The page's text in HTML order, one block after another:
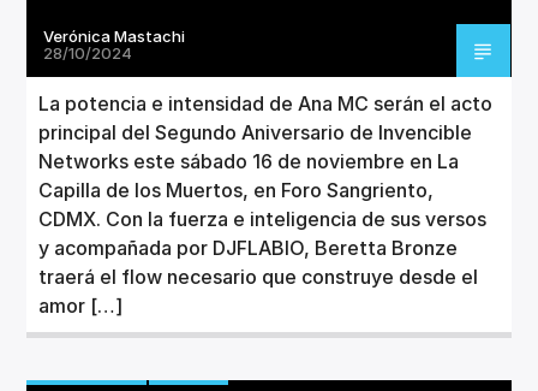
Verónica Mastachi
28/10/2024
La potencia e intensidad de Ana MC serán el acto
principal del Segundo Aniversario de Invencible
Networks este sábado 16 de noviembre en La
Capilla de los Muertos, en Foro Sangriento,
CDMX. Con la fuerza e inteligencia de sus versos
y acompañada por DJFLABIO, Beretta Bronze
traerá el flow necesario que construye desde el
amor […]